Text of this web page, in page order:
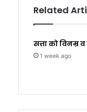
Related
सत्ता को विनम्र
1 week ago